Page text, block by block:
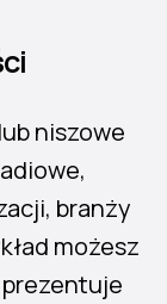
niszowe
branży
możesz